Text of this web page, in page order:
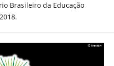
Brasileiro da Educação